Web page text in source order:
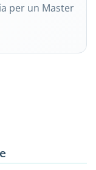
per un Master